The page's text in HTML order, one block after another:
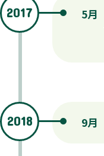
2017 5月
2018 9月